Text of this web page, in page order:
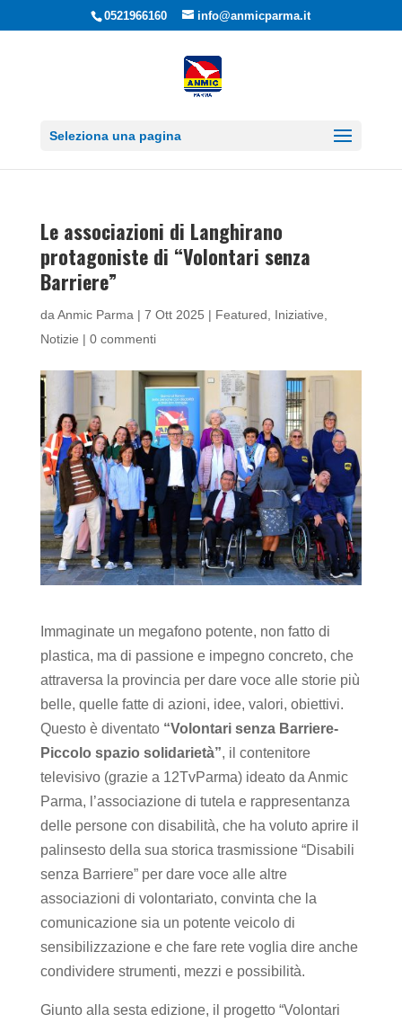
0521966160 info@anmicparma.it
Seleziona una pagina
Le associazioni di Langhirano
protagoniste di “Volontari senza
Barriere”
da Anmic Parma | 7 Ott 2025 | Featured Iniziative
Notizie | 0 commenti
Immaginate un megafono potente, non fatto di
plastica, ma di passione e impegno concreto, che
attraversa la provincia per dare voce alle storie più
belle, quelle fatte di azioni, idee, valori, obiettivi.
Questo è diventato “Volontari senza Barriere-
Piccolo spazio solidarietà”, il contenitore
televisivo (grazie a 12TvParma) ideato da Anmic
Parma, l’associazione di tutela e rappresentanza
delle persone con disabilità, che ha voluto aprire il
palinsesto della sua storica trasmissione “Disabili
senza Barriere” per dare voce alle altre
associazioni di volontariato, convinta che la
comunicazione sia un potente veicolo di
sensibilizzazione e che fare rete voglia dire anche
condividere strumenti, mezzi e possibilità.
Giunto alla sesta edizione, il progetto “Volontari